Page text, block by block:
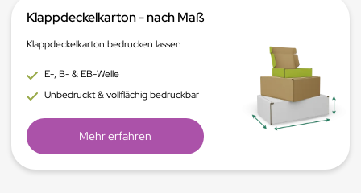
Klappdeckelkarton - nach Maß
Klappdeckelkarton bedrucken lassen
E-, B- & EB-Welle
Unbedruckt & vollflächig bedruckbar
Mehr erfahren